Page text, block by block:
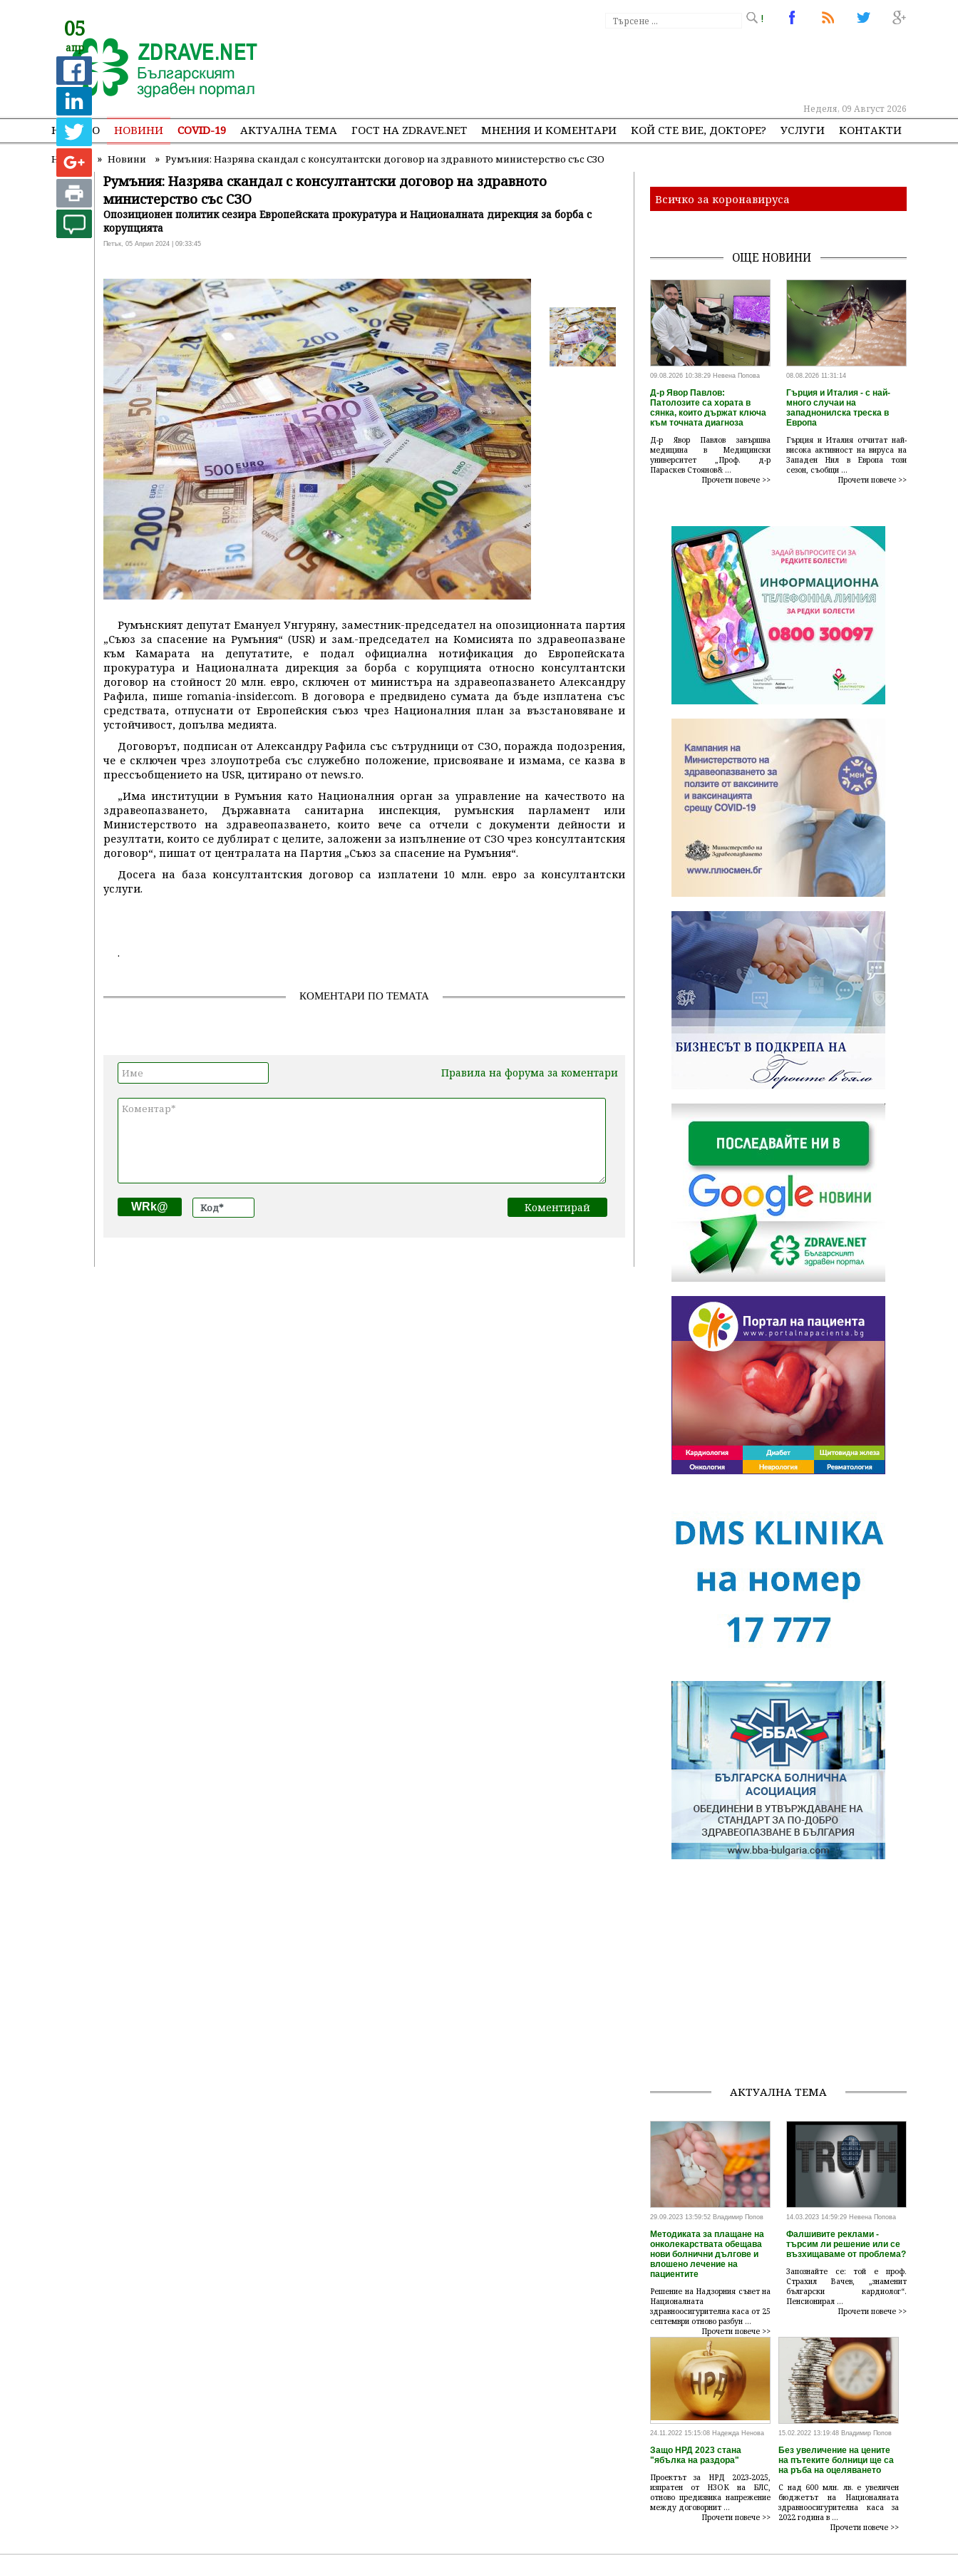
!
Неделя, 09 Август 2026
НАЧАЛО НОВИНИ COVID-19 АКТУАЛНА ТЕМА ГОСТ НА ZDRAVE.NET МНЕНИЯ И КОМЕНТАРИ КОЙ СТЕ ВИЕ, ДОКТОРЕ? УСЛУГИ КОНТАКТИ
Начало » Новини » Румъния: Назрява скандал с консултантски договор на здравното министерство със СЗО
05
апр
Румъния: Назрява скандал с консултантски договор на здравното
министерство със СЗО
Опозиционен политик сезира Европейската прокуратура и Националната дирекция за борба с
корупцията
Петък, 05 Април 2024 | 09:33:45
Румънският депутат Емануел Унгуряну, заместник-председател на опозиционната партия
„Съюз за спасение на Румъния“ (USR) и зам.-председател на Комисията по здравеопазване
към Камарата на депутатите, е подал официална нотификация до Европейската
прокуратура и Националната дирекция за борба с корупцията относно консултантски
договор на стойност 20 млн. евро, сключен от министъра на здравеопазването Александру
Рафила, пише romania-insider.com. В договора е предвидено сумата да бъде изплатена със
средствата, отпуснати от Европейския съюз чрез Националния план за възстановяване и
устойчивост, допълва медията.
Договорът, подписан от Александру Рафила със сътрудници от СЗО, поражда подозрения,
че е сключен чрез злоупотреба със служебно положение, присвояване и измама, се казва в
прессъобщението на USR, цитирано от news.rо.
„Има институции в Румъния като Националния орган за управление на качеството на
здравеопазването, Държавната санитарна инспекция, румънския парламент или
Министерството на здравеопазването, които вече са отчели с документи дейности и
резултати, които се дублират с целите, заложени за изпълнение от СЗО чрез консултантския
договор“, пишат от централата на Партия „Съюз за спасение на Румъния“.
Досега на база консултантския договор са изплатени 10 млн. евро за консултантски
услуги.
.
КОМЕНТАРИ ПО ТЕМАТА
Правила на форума за коментари
WRk@
Всичко за коронавируса
ОЩЕ НОВИНИ
09.08.2026 10:38:29 Невена Попова
Д-р Явор Павлов:
Патолозите са хората в
сянка, които държат ключа
към точната диагноза
Д-р Явор Павлов завършва
медицина в Медицински
университет „Проф. д-р
Параскев Стоянов& ...
Прочети повече >>
08.08.2026 11:31:14
Гърция и Италия - с най-
много случаи на
западнонилска треска в
Европа
Гърция и Италия отчитат най-
висока активност на вируса на
Западен Нил в Европа този
сезон, съобщи ...
Прочети повече >>
АКТУАЛНА ТЕМА
29.09.2023 13:59:52 Владимир Попов
Методиката за плащане на
онколекарствата обещава
нови болнични дългове и
влошено лечение на
пациентите
Решение на Надзорния съвет на
Националната
здравноосигурителна каса от 25
септември отново разбун ...
Прочети повече >>
14.03.2023 14:59:29 Невена Попова
Фалшивите реклами -
търсим ли решение или се
възхищаваме от проблема?
Запознайте се: той е проф.
Страхил Вачев, „знаменит
български кардиолог“.
Пенсионирал ...
Прочети повече >>
24.11.2022 15:15:08 Надежда Ненова
Защо НРД 2023 стана
"ябълка на раздора"
Проектът за НРД 2023-2025,
изпратен от НЗОК на БЛС,
отново предизвика напрежение
между договорнит ...
Прочети повече >>
15.02.2022 13:19:48 Владимир Попов
Без увеличение на цените
на пътеките болници ще са
на ръба на оцеляването
С над 600 млн. лв. е увеличен
бюджетът на Националната
здравноосигурителна каса за
2022 година в ...
Прочети повече >>